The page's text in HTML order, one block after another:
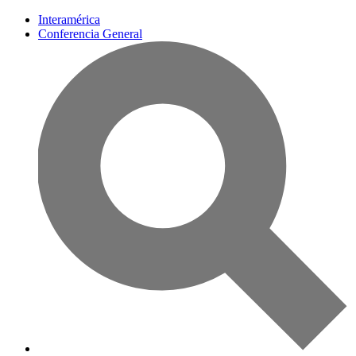
Interamérica
Conferencia General